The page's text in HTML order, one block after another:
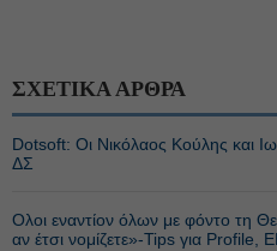
ΣΧΕΤΙΚΑ ΑΡΘΡΑ
Dotsoft: Οι Νικόλαος Κούλης και
ΔΣ
Ολοι εναντίον όλων με φόντο τη
αν έτσι νομίζετε»-Tips για